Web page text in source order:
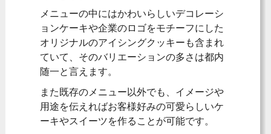
メニューの中にはかわいらしいデコレーシ
ョンケーキや企業のロゴをモチーフにした
オリジナルのアイシングクッキーも含まれ
ていて、そのバリエーションの多さは都内
随一と言えます。
また既存のメニュー以外でも、イメージや
用途を伝えればお客様好みの可愛らしいケ
ーキやスイーツを作ることが可能です。